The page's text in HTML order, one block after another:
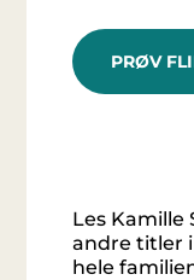
PRØV
Les Kamille
andre titler
hele